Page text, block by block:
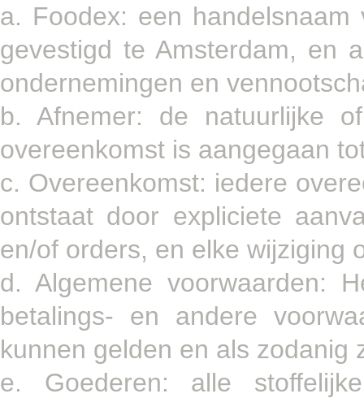
a. Foodex: een
gevestigd te Amsterdam, en
ondernemingen en
b. Afnemer: de natuurlijke
overeenkomst is aangegaan
c. Overeenkomst: iedere
ontstaat door expliciete
en/of orders, en elke wijziging
d. Algemene voorwaarden:
betalings- en andere
kunnen gelden en als zodanig
e. Goederen: alle